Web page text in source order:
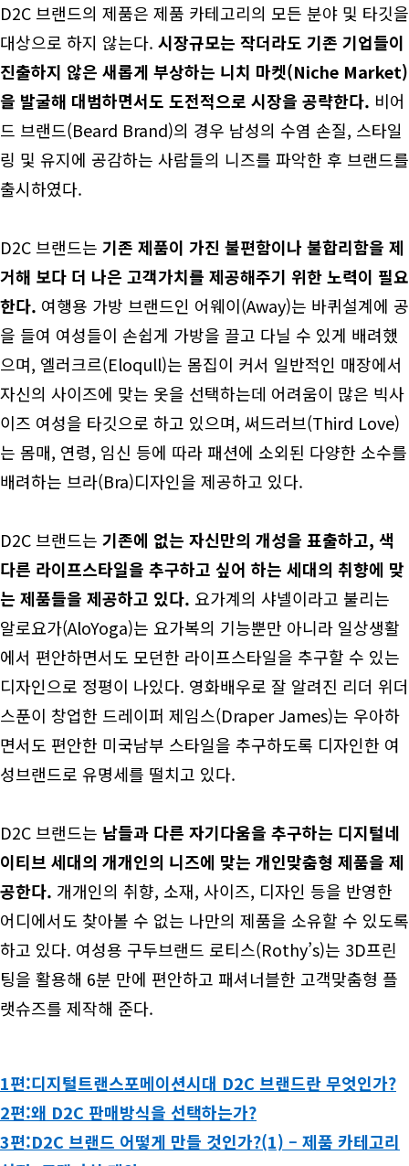
D2C 브랜드의 제품은 제품 카테고리의 모든 분야 및 타깃을
대상으로 하지 않는다. 시장규모는 작더라도 기존 기업들이
진출하지 않은 새롭게 부상하는 니치 마켓(Niche Market)
을 발굴해 대범하면서도 도전적으로 시장을 공략한다. 비어
드 브랜드(Beard Brand)의 경우 남성의 수염 손질, 스타일
링 및 유지에 공감하는 사람들의 니즈를 파악한 후 브랜드를
출시하였다.
D2C 브랜드는 기존 제품이 가진 불편함이나 불합리함을 제
거해 보다 더 나은 고객가치를 제공해주기 위한 노력이 필요
한다. 여행용 가방 브랜드인 어웨이(Away)는 바퀴설계에 공
을 들여 여성들이 손쉽게 가방을 끌고 다닐 수 있게 배려했
으며, 엘러크르(Eloqull)는 몸집이 커서 일반적인 매장에서
자신의 사이즈에 맞는 옷을 선택하는데 어려움이 많은 빅사
이즈 여성을 타깃으로 하고 있으며, 써드러브(Third Love)
는 몸매, 연령, 임신 등에 따라 패션에 소외된 다양한 소수를
배려하는 브라(Bra)디자인을 제공하고 있다.
D2C 브랜드는 기존에 없는 자신만의 개성을 표출하고, 색
다른 라이프스타일을 추구하고 싶어 하는 세대의 취향에 맞
는 제품들을 제공하고 있다. 요가계의 샤넬이라고 불리는
알로요가(AloYoga)는 요가복의 기능뿐만 아니라 일상생활
에서 편안하면서도 모던한 라이프스타일을 추구할 수 있는
디자인으로 정평이 나있다. 영화배우로 잘 알려진 리더 위더
스푼이 창업한 드레이퍼 제임스(Draper James)는 우아하
면서도 편안한 미국남부 스타일을 추구하도록 디자인한 여
성브랜드로 유명세를 떨치고 있다.
D2C 브랜드는 남들과 다른 자기다움을 추구하는 디지털네
이티브 세대의 개개인의 니즈에 맞는 개인맞춤형 제품을 제
공한다. 개개인의 취향, 소재, 사이즈, 디자인 등을 반영한
어디에서도 찾아볼 수 없는 나만의 제품을 소유할 수 있도록
하고 있다. 여성용 구두브랜드 로티스(Rothy’s)는 3D프린
팅을 활용해 6분 만에 편안하고 패셔너블한 고객맞춤형 플
랫슈즈를 제작해 준다. ​
1편:디지털트랜스포메이션시대 D2C 브랜드란 무엇인가?
2편:왜 D2C 판매방식을 선택하는가?
3편:D2C 브랜드 어떻게 만들 것인가?(1) – 제품 카테고리